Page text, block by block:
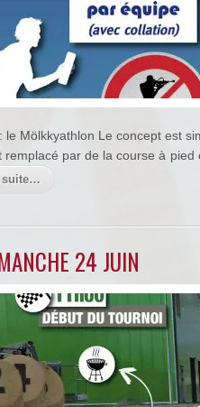
le Mölkkyathlon Le concept est
par de la course à pied
suite…
24 JUIN